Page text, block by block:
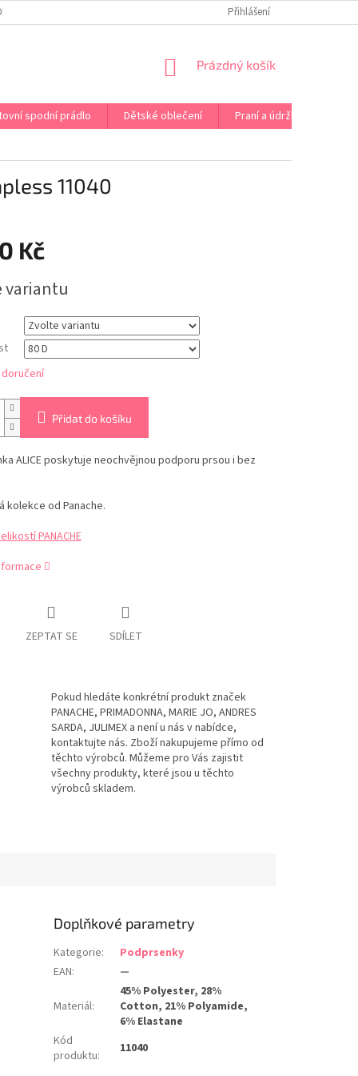
PRÁDLA NA MÍRU DOPRAVA A PLATBA ČR A EU
Přihlášení
NÁKUPNÍ
Prázdný košík
spodní prádlo Dětské oblečení Praní a údržba
11040
Kč
variantu
Přidat do košíku
ALICE poskytuje neochvějnou podporu prsou i bez
kolekce od Panache.
PANACHE
ZEPTAT SE SDÍLET
Pokud hledáte konkrétní produkt značek
PANACHE, PRIMADONNA, MARIE JO, ANDRES
SARDA, JULIMEX a není u nás v nabídce,
kontaktujte nás. Zboží nakupujeme přímo od
těchto výrobců. Můžeme pro Vás zajistit
všechny produkty, které jsou u těchto
výrobců skladem.
Doplňkové parametry
Kategorie:
Podprsenky
EAN: —
Materiál:
45% Polyester, 28%
Cotton, 21% Polyamide,
6% Elastane
Kód
produktu: 11040